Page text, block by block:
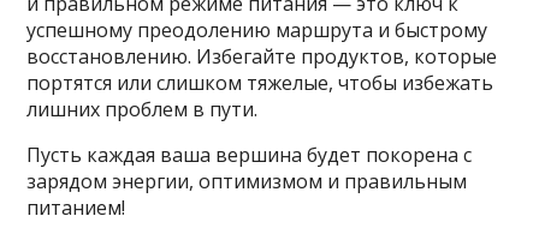
успешному преодолению маршрута и быстрому
восстановлению. Избегайте продуктов, которые
портятся или слишком тяжелые, чтобы избежать
лишних проблем в пути.
Пусть каждая ваша вершина будет покорена с
зарядом энергии, оптимизмом и правильным
питанием!